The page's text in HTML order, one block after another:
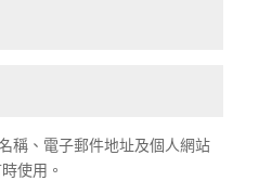
稱、電子郵件地址及個人網站
使用。